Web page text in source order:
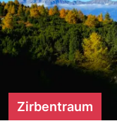
Zirbentraum